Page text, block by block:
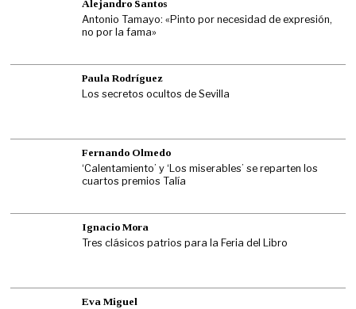
Alejandro Santos
Antonio Tamayo: «Pinto por necesidad de expresión,
no por la fama»
Paula Rodríguez
Los secretos ocultos de Sevilla
Fernando Olmedo
‘Calentamiento’ y ‘Los miserables’ se reparten los
cuartos premios Talía
Ignacio Mora
Tres clásicos patrios para la Feria del Libro
Eva Miguel